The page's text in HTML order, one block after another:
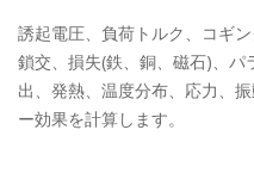
誘起電圧、負荷トルク、コギ
鎖交、損失(鉄、銅、磁石)、
出、発熱、温度分布、応力、
ー効果を計算します。